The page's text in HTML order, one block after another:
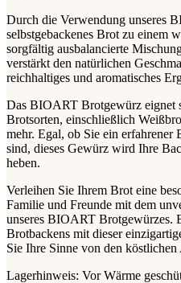
Durch die Verwendung unseres
selbstgebackenes Brot zu einem
sorgfältig ausbalancierte
verstärkt den natürlichen
reichhaltiges und aromatisches
Das BIOART Brotgewürz eignet
Brotsorten, einschließlich
mehr. Egal, ob Sie ein erfahrener
sind, dieses Gewürz wird Ihre
heben.
Verleihen Sie Ihrem Brot eine
Familie und Freunde mit dem
unseres BIOART Brotgewürzes.
Brotbackens mit dieser
Sie Ihre Sinne von den
Lagerhinweis: Vor Wärme